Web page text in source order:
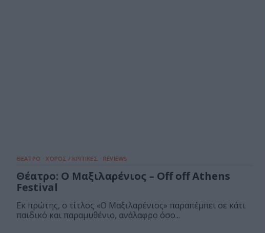
ΘΕΑΤΡΟ - ΧΟΡΟΣ / ΚΡΙΤΙΚΕΣ - REVIEWS
Θέατρο: Ο Μαξιλαρένιος – Off off Athens
Festival
Εκ πρώτης, ο τίτλος «Ο Μαξιλαρένιος» παραπέμπει σε κάτι
παιδικό και παραμυθένιο, ανάλαφρο όσο...